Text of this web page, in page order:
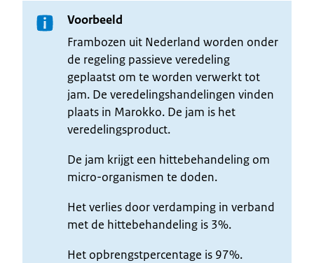
Voorbeeld
Frambozen uit Nederland worden onder
de regeling passieve veredeling
geplaatst om te worden verwerkt tot
jam. De veredelingshandelingen vinden
plaats in Marokko. De jam is het
veredelingsproduct.
De jam krijgt een hittebehandeling om
micro-organismen te doden.
Het verlies door verdamping in verband
met de hittebehandeling is 3%.
Het opbrengstpercentage is 97%.